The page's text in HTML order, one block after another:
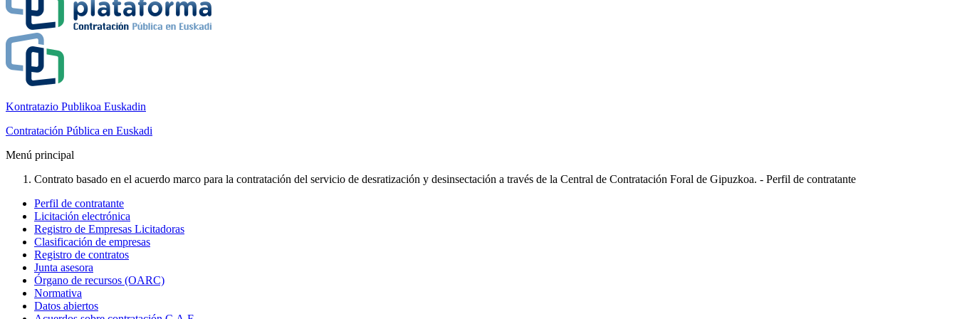
Kontratazio Publikoa Euskadin
Contratación Pública en Euskadi
Menú principal
Contrato basado en el acuerdo marco para la contratación del servicio de desratización y desinsectación a través de la Central de Contratación Foral de Gipuzkoa. - Perfil de contratante
Perfil de contratante
Licitación electrónica
Registro de Empresas Licitadoras
Clasificación de empresas
Registro de contratos
Junta asesora
Órgano de recursos (OARC)
Normativa
Datos abiertos